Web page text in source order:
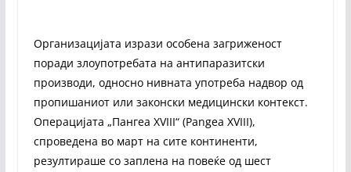
Организацијата изрази особена загриженост
поради злоупотребата на антипаразитски
производи, односно нивната употреба надвор од
пропишаниот или законски медицински контекст.
Операцијата „Пангеа XVIII“ (Pangea XVIII),
спроведена во март на сите континенти,
резултираше со заплена на повеќе од шест